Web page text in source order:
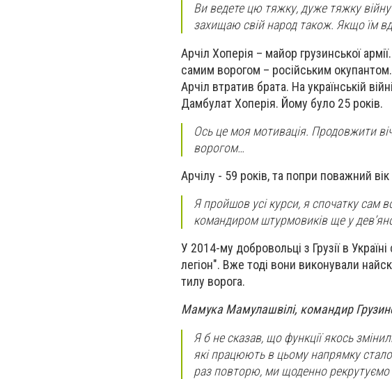
Ви ведете цю тяжку, дуже тяжку
захищаю свій народ також. Якщо їм
Арчіл Хоперія – майор грузинської
самим ворогом – російським окупантом.
Арчіл втратив брата. На українській
Дамбулат Хоперія. Йому було 25 років.
Ось це моя мотивація. Продовжити
ворогом…
Арчілу - 59 років, та попри поважний
Я пройшов усі курси, я спочатку сам
командиром штурмовиків ще у
У 2014-му добровольці з Грузії в
легіон". Вже тоді вони виконували
тилу ворога.
Мамука Мамулашвілі, командир
Я б не сказав, що функції якось
які працюють в цьому напрямку стало
раз повторю, ми щоденно рекрутуємо